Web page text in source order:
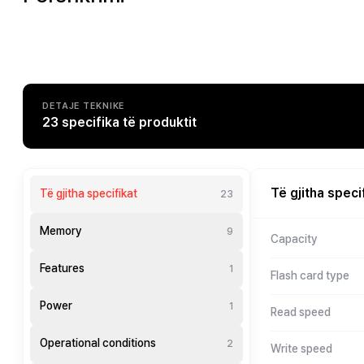
DETAJE TEKNIKE
23 specifika të produktit
Të gjitha specifikat 23
Memory 9
Features 1
Power 1
Operational conditions 2
Të gjitha
Capacity
Flash card type
Read speed
Write speed